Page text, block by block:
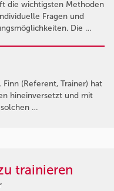
die wichtigsten Methoden
Fragen und
Die …
(Referent, Trainer) hat
hineinversetzt und mit
…
trainieren